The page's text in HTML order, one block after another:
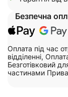
Безпечна
Оплата під час
відділенні,
Безготівковий
частинами